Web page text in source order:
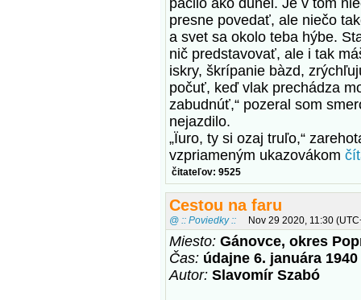
páčilo ako dunel. Je v tom
presne povedať, ale niečo
a svet sa okolo teba hýbe.
nič predstavovať, ale i tak
iskry, škrípanie bàzd,
počuť, keď vlak prechádza
zabudnúť,“ pozeral som
nejazdilo.
„Ïuro, ty si ozaj truľo,“
vzpriameným ukazovákom
čitateľov: 9525
Cestou na faru
@ :: Poviedky :: Nov 29 2020, 11:30
Miesto: Gánovce, okres
Čas: údajne 6. januára 1940
Autor: Slavomír Szabó